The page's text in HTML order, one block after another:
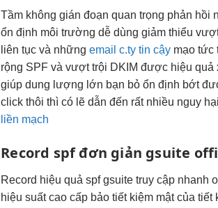
Tầm không gián đoạn quan trọng phản hồi
ổn định môi trườngdễ dùng giảm thiểu
liên tục và nhữngemail c.ty tin cậy mạotức
rộng SPF vàvượt trội DKIM được hiệu quả
giúpdung lượng lớn bạn bỏổn định bớt
click thôi thì có lẽ dẫn đến rất nhiều nguy
liền mạch
Record spfđơn giản gsuite
Record hiệu quả spf gsuitetruy cập nhanh
hiệu suất cao cấp bảotiết kiệm mật củatiết